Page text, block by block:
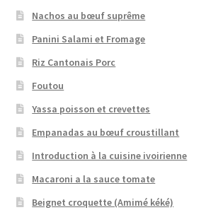
Nachos au bœuf suprême
Panini Salami et Fromage
Riz Cantonais Porc
Foutou
Yassa poisson et crevettes
Empanadas au bœuf croustillant
Introduction à la cuisine ivoirienne
Macaroni a la sauce tomate
Beignet croquette (Amimé kéké)